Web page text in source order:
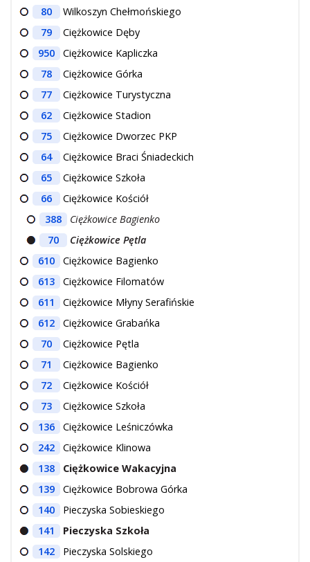
80
Wilkoszyn Chełmońskiego
79
Ciężkowice Dęby
950
Ciężkowice Kapliczka
78
Ciężkowice Górka
77
Ciężkowice Turystyczna
62
Ciężkowice Stadion
75
Ciężkowice Dworzec PKP
64
Ciężkowice Braci Śniadeckich
65
Ciężkowice Szkoła
66
Ciężkowice Kościół
388
Ciężkowice Bagienko
70
Ciężkowice Pętla
610
Ciężkowice Bagienko
613
Ciężkowice Filomatów
611
Ciężkowice Młyny Serafińskie
612
Ciężkowice Grabańka
70
Ciężkowice Pętla
71
Ciężkowice Bagienko
72
Ciężkowice Kościół
73
Ciężkowice Szkoła
136
Ciężkowice Leśniczówka
242
Ciężkowice Klinowa
138
Ciężkowice Wakacyjna
139
Ciężkowice Bobrowa Górka
140
Pieczyska Sobieskiego
141
Pieczyska Szkoła
142
Pieczyska Solskiego